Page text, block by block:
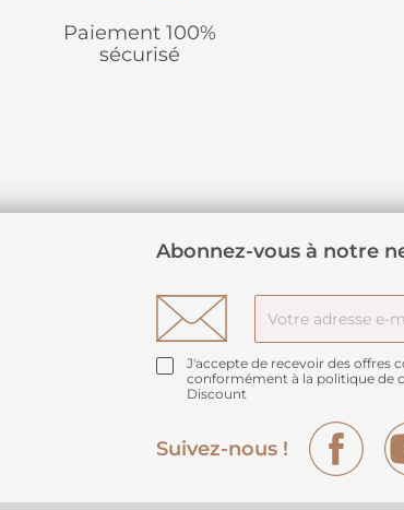
Paiement 100%
sécurisé
Abonnez-vous à notre
J'accepte de recevoir des offres
conformément à la politique de
Discount
Suivez-nous !